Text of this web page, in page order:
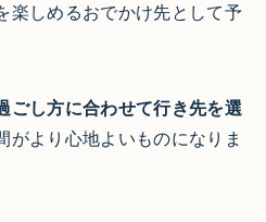
楽しめるおでかけ先として予
ごし方に合わせて行き先を選
がより心地よいものになりま